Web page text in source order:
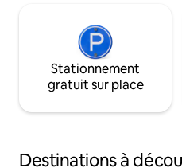
Stationnement
gratuit sur place
Destinations à